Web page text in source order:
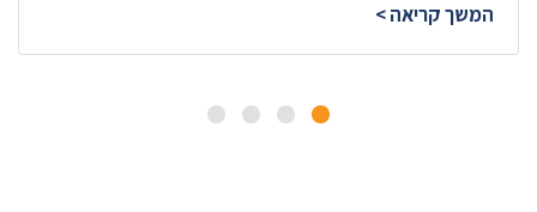
המשך קריאה >